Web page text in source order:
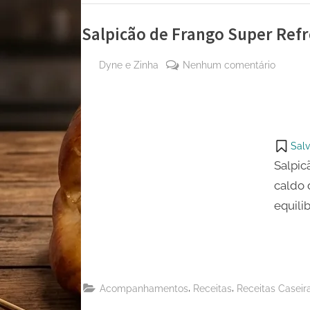
Salpicão de Frango Super
By
Dyne e Zinha Nenhum comentárioem
caldo
Acompanhamentos Receitas Receitas